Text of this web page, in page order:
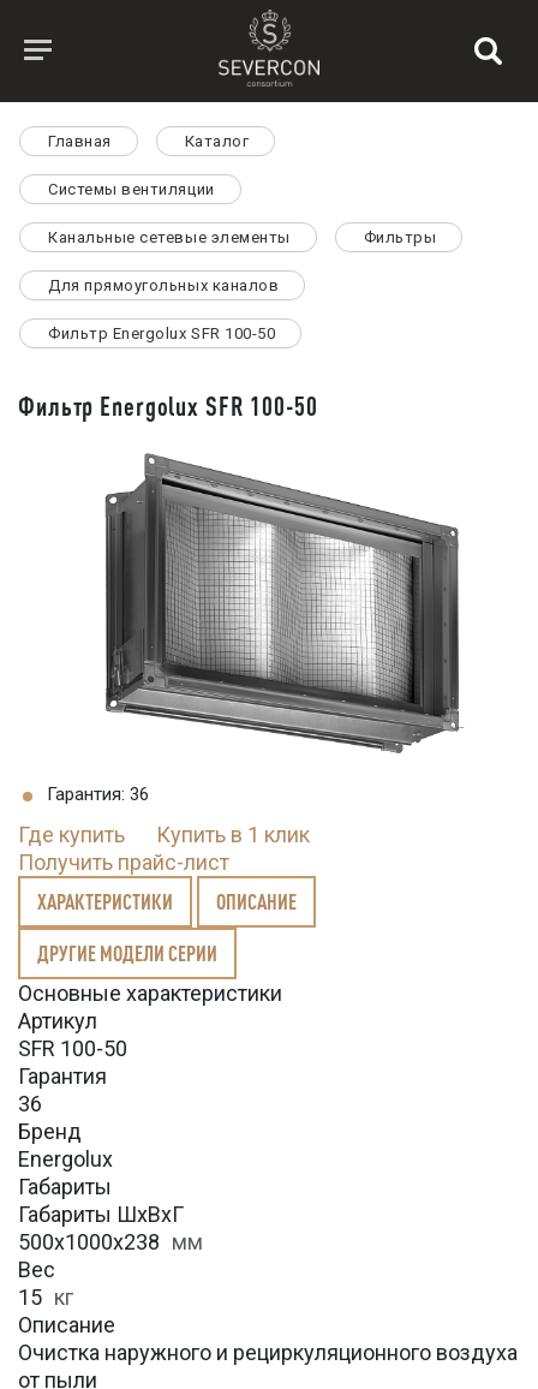
Главная Каталог
Системы вентиляции
Канальные сетевые элементы Фильтры
Для прямоугольных каналов
Фильтр Energolux SFR 100-50
Фильтр Energolux SFR 100-50
Гарантия: 36
Где купить
Купить в 1 клик
Получить прайс-лист
ХАРАКТЕРИСТИКИ ОПИСАНИЕ
ДРУГИЕ МОДЕЛИ СЕРИИ
Основные характеристики
Артикул
SFR 100-50
Гарантия
36
Бренд
Energolux
Габариты
Габариты ШхВхГ
500x1000x238 мм
Вес
15 кг
Описание
Очистка наружного и рециркуляционного воздуха
от пыли